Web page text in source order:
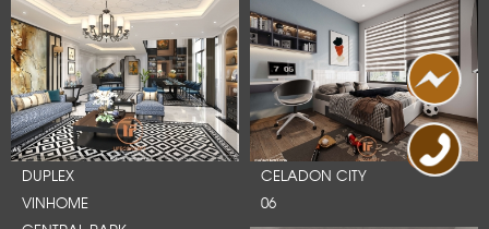
DUPLEX
VINHOME
CELADON CITY
06